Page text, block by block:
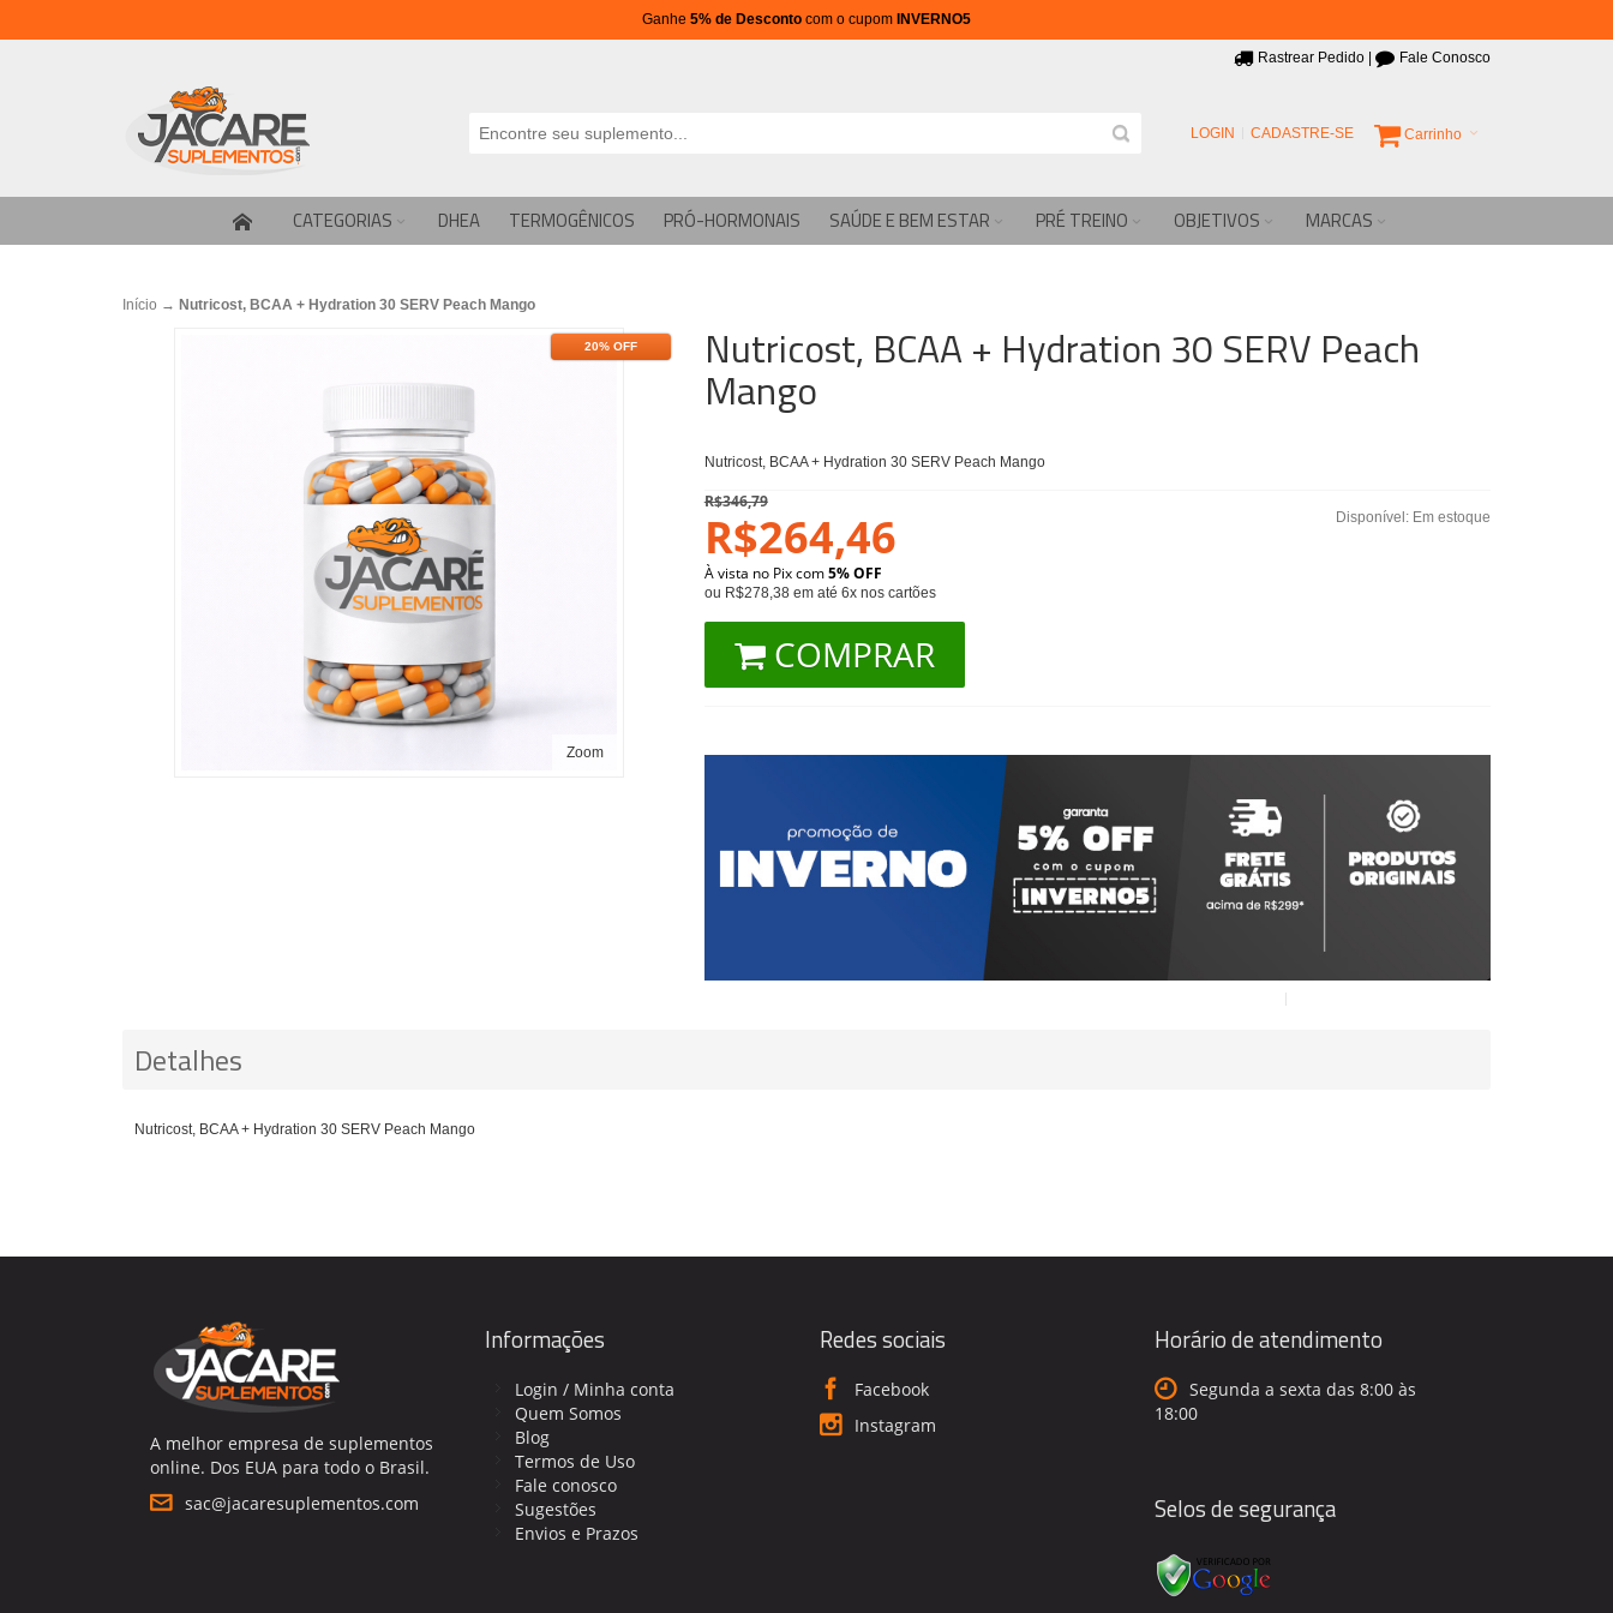
Ganhe 5% de Desconto com o cupom INVERNO5
Rastrear Pedido Fale Conosco
Carrinho
LOGIN CADASTRE-SE
CATEGORIAS DHEA TERMOGÊNICOS PRÓ-HORMONAIS SAÚDE E BEM ESTAR PRÉ TREINO OBJETIVOS MARCAS
Início → Nutricost, BCAA + Hydration 30 SERV Peach Mango
Zoom
20% OFF Nutricost, BCAA + Hydration 30 SERV Peach
Mango
Nutricost, BCAA + Hydration 30 SERV Peach Mango
Disponível: Em estoque
R$346,79
R$264,46
À vista no Pix com5% OFF
ou R$278,38 em até 6x nos cartões
COMPRAR
Detalhes
Nutricost, BCAA + Hydration 30 SERV Peach Mango
A melhor empresa de suplementos
online. Dos EUA para todo o Brasil.
sac@jacaresuplementos.com
Informações
Login / Minha conta
Quem Somos
Blog
Termos de Uso
Fale conosco
Sugestões
Envios e Prazos
Redes sociais
Facebook
Instagram
Horário de atendimento
Segunda a sexta das 8:00 às
18:00
Selos de segurança